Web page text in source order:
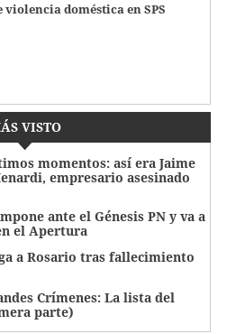
violencia doméstica en SPS
VISTO
momentos: así era Jaime
empresario asesinado
ante el Génesis PN y va a
el Apertura
a Rosario tras fallecimiento
Crímenes: La lista del
parte)